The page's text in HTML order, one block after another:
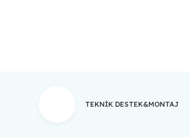
TEKNİK DESTEK&MONTAJ